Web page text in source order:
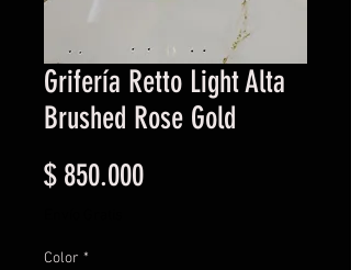
Grifería Retto Light Alta
Brushed Rose Gold
$ 850.000Precio
Color *